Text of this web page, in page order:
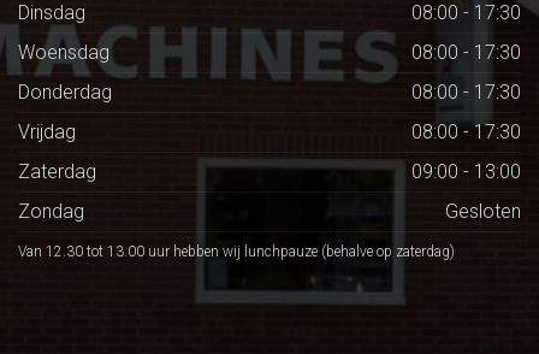
Dinsdag
08:00 - 17:30
Woensdag
08:00 - 17:30
Donderdag
08:00 - 17:30
Vrijdag
08:00 - 17:30
Zaterdag
09:00 - 13:00
Zondag
Gesloten
Van 12.30 tot 13.00 uur hebben wij lunchpauze (behalve op zaterdag)